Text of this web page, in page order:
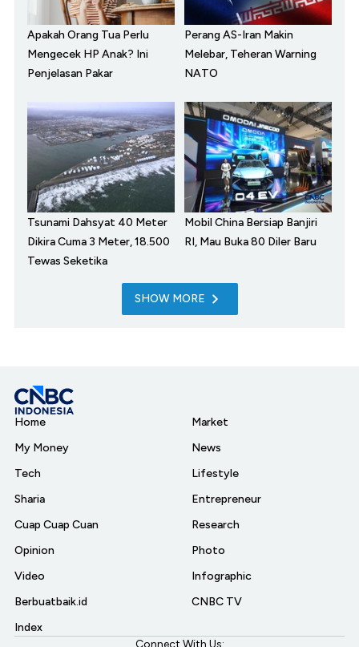
Apakah Orang Tua Perlu
Mengecek HP Anak? Ini
Penjelasan Pakar
Perang AS-Iran Makin
Melebar, Teheran Warning
NATO
Tsunami Dahsyat 40 Meter
Dikira Cuma 3 Meter, 18.500
Tewas Seketika
Mobil China Bersiap Banjiri
RI, Mau Buka 80 Diler Baru
SHOW MORE
Home
My Money
Tech
Sharia
Cuap Cuap Cuan
Opinion
Video
Berbuatbaik.id
Index
Market
News
Lifestyle
Entrepreneur
Research
Photo
Infographic
CNBC TV